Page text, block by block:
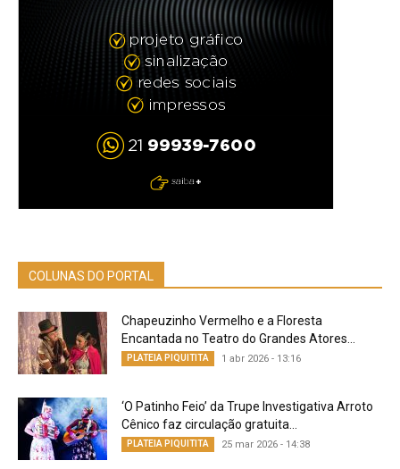
COLUNAS DO PORTAL
Chapeuzinho Vermelho e a Floresta
Encantada no Teatro do Grandes Atores...
PLATEIA PIQUITITA 1 abr 2026 - 13:16
‘O Patinho Feio’ da Trupe Investigativa Arroto
Cênico faz circulação gratuita...
PLATEIA PIQUITITA 25 mar 2026 - 14:38